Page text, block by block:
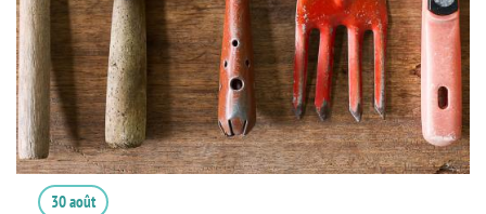
30 août